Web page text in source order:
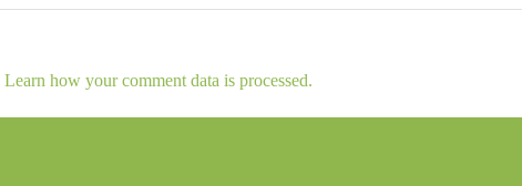
Learn how your comment data is processed.